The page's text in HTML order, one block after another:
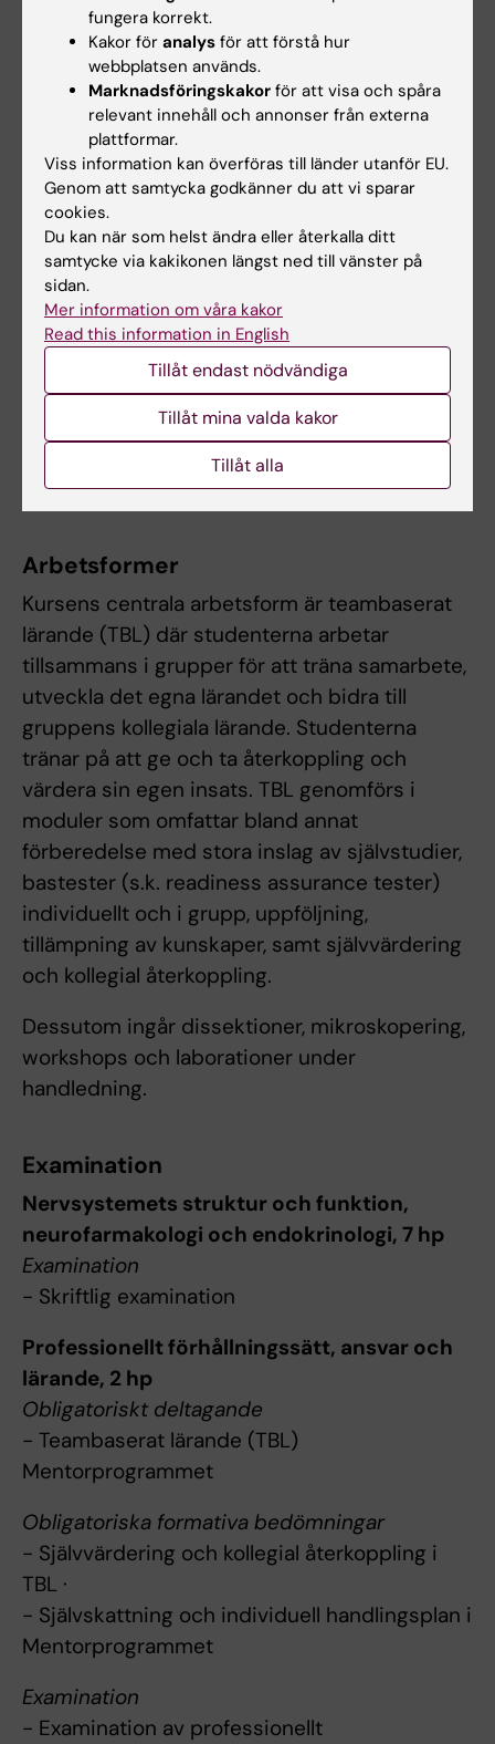
lärandeportfölj och den framtida
professionella läkarrollen.
Tillämpning och integrering, 3.0 hp
Klinisk och vetenskaplig tillämpning och
integrering sker under workshops i
neuroanatomi med preparathantering och i
neurohistologi med gruppmikroskopering.
Klinisk integrering av kursens
basvetenskapliga innehåll förstärks under
seminarier kring patientfall och
patientdemonstrationer. Den vetenskapliga
kunskapen tillämpas även under laborationer
rörande nervsystemets funktioner och
neurofarmakologi eller presentation av
resultat, diskussion och slutsatser.
Arbetsformer
Kursens centrala arbetsform är teambaserat
lärande (TBL) där studenterna arbetar
tillsammans i grupper för att träna samarbete,
utveckla det egna lärandet och bidra till
gruppens kollegiala lärande. Studenterna
tränar på att ge och ta återkoppling och
värdera sin egen insats. TBL genomförs i
moduler som omfattar bland annat
förberedelse med stora inslag av självstudier,
bastester (s.k. readiness assurance tester)
individuellt och i grupp, uppföljning,
tillämpning av kunskaper, samt självvärdering
och kollegial återkoppling.
Dessutom ingår dissektioner, mikroskopering,
workshops och laborationer under
handledning.
Examination
Nervsystemets struktur och funktion,
neurofarmakologi och endokrinologi, 7 hp
Examination
- Skriftlig examination
Professionellt förhållningssätt, ansvar och
lärande, 2 hp
Obligatoriskt deltagande
- Teambaserat lärande (TBL)
Mentorprogrammet
Obligatoriska formativa bedömningar
- Självvärdering och kollegial återkoppling i
TBL ·
- Självskattning och individuell handlingsplan i
Mentorprogrammet
Examination
- Examination av professionellt
fungera korrekt.
Kakor för analys för att förstå hur
webbplatsen används.
Marknadsföringskakor för att visa och spåra
relevant innehåll och annonser från externa
plattformar.
Viss information kan överföras till länder utanför EU.
Genom att samtycka godkänner du att vi sparar
cookies.
Du kan när som helst ändra eller återkalla ditt
samtycke via kakikonen längst ned till vänster på
sidan.
Mer information om våra kakor
Read this information in English
Tillåt endast nödvändiga
Tillåt mina valda kakor
Tillåt alla